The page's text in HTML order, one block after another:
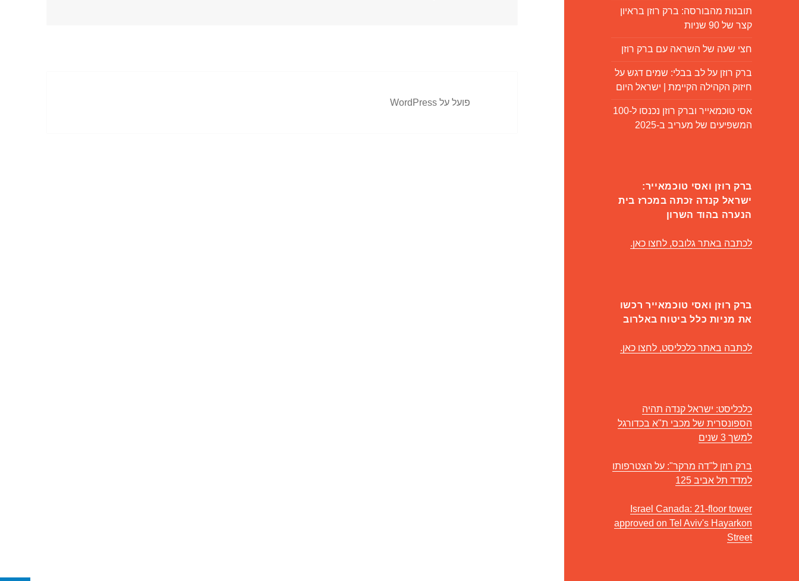
תובנות מהבורסה: ברק רוזן בראיון
קצר של 90 שניות
חצי שעה של השראה עם ברק רוזן
ברק רוזן על לב בבלי: שמים דגש על
חיזוק הקהילה הקיימת | ישראל היום
אסי טוכמאייר וברק רוזן נכנסו ל-100
המשפיעים של מעריב ב-2025
ברק רוזן ואסי טוכמאייר:
ישראל קנדה זכתה במכרז בית
הנערה בהוד השרון
לכתבה באתר גלובס, לחצו כאן.
ברק רוזן ואסי טוכמאייר רכשו
את מניות כלל ביטוח באלרוב
לכתבה באתר כלכליסט, לחצו כאן.
כלכליסט: ישראל קנדה תהיה
הספונסרית של מכבי ת"א בכדורגל
למשך 3 שנים
ברק רוזן ל"דה מרקר": על הצטרפותו
למדד תל אביב 125
Israel Canada: 21-floor tower
approved on Tel Aviv's Hayarkon
Street
פועל על WordPress